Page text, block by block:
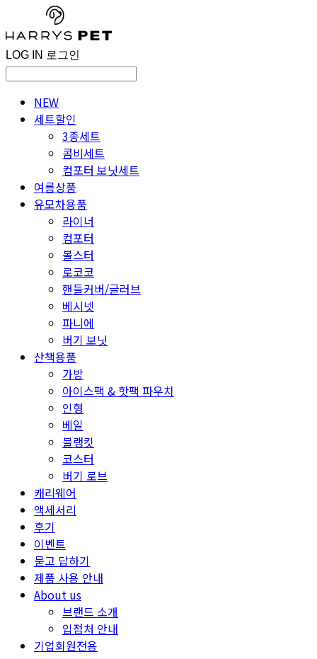
LOG IN 로그인
NEW
세트할인
3종세트
콤비세트
컴포터 보닛세트
여름상품
유모차용품
라이너
컴포터
볼스터
로코코
핸들커버/글러브
베시넷
파니에
버기 보닛
산책용품
가방
아이스팩 & 핫팩 파우치
인형
베일
블랭킷
코스터
버기 로브
캐리웨어
액세서리
후기
이벤트
묻고 답하기
제품 사용 안내
About us
브랜드 소개
입점처 안내
기업회원전용